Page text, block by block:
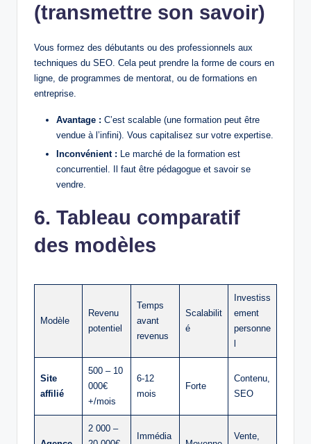
(transmettre son savoir)
Vous formez des débutants ou des professionnels aux
techniques du SEO. Cela peut prendre la forme de cours en
ligne, de programmes de mentorat, ou de formations en
entreprise.
Avantage : C’est scalable (une formation peut être
vendue à l’infini). Vous capitalisez sur votre expertise.
Inconvénient : Le marché de la formation est
concurrentiel. Il faut être pédagogue et savoir se
vendre.
6. Tableau comparatif
des modèles
Modèle
Revenu
potentiel
Temps
avant
revenus
Scalabilit
é
Investiss
ement
personne
Site
affilié
500 – 10
000€
+/mois
6-12
mois
Forte
Contenu,
SEO
2 000 –
Immédia Vente,